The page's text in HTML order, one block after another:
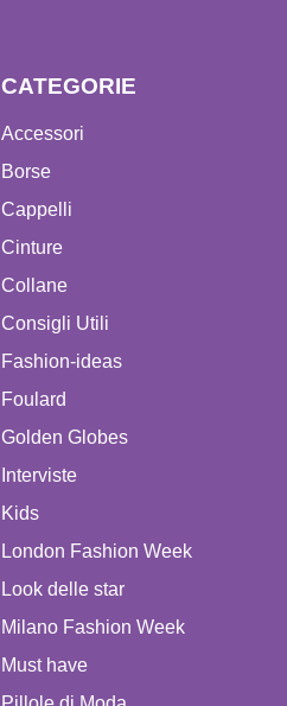
CATEGORIE
Accessori
Borse
Cappelli
Cinture
Collane
Consigli Utili
Fashion-ideas
Foulard
Golden Globes
Interviste
Kids
London Fashion Week
Look delle star
Milano Fashion Week
Must have